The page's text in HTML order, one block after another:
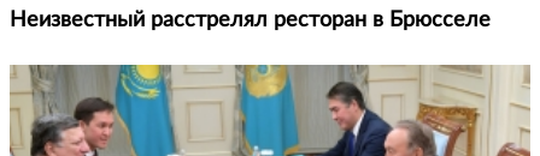
Неизвестный расстрелял ресторан в Брюсселе